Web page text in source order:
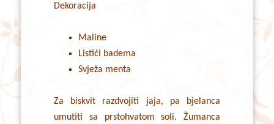
Dekoracija
Maline
Listići badema
Svježa menta
Za biskvit razdvojiti jaja, pa bjelanca
umutiti sa prstohvatom soli. Žumanca